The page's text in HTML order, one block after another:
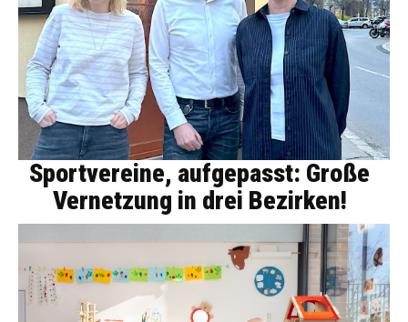
Sportvereine, aufgepasst: Große
Vernetzung in drei Bezirken!